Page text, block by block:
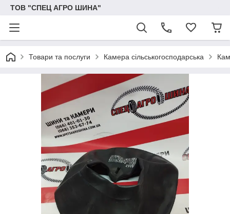
ТОВ "СПЕЦ АГРО ШИНА"
Товари та послуги Камера сільськогосподарська